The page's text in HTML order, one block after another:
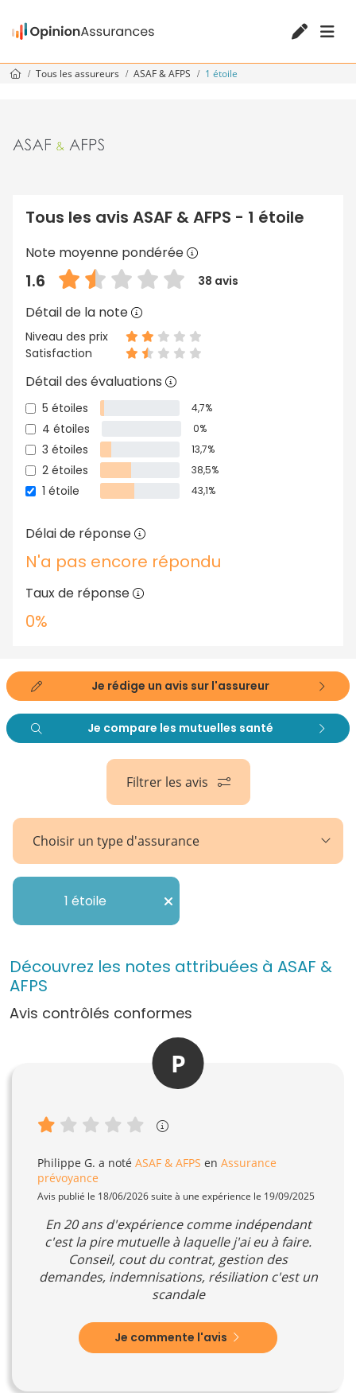
Tous les assureurs ASAF & AFPS 1 étoile
Tous les avis ASAF & AFPS - 1 étoile
Note moyenne pondérée
1.6 38 avis
Détail de la note
Niveau des prix
Satisfaction
Détail des évaluations
5 étoiles 4,7%
4 étoiles 0%
3 étoiles 13,7%
2 étoiles 38,5%
1 étoile 43,1%
Délai de réponse
N'a pas encore répondu
Taux de réponse
0%
Je rédige un avis sur l'assureur
Je compare les mutuelles santé
Filtrer les avis
Choisir un type d'assurance
1 étoile
Découvrez les notes attribuées à ASAF &
AFPS
Avis contrôlés conformes
P
Philippe G. a noté ASAF & AFPS en Assurance
prévoyance
Avis publié le 18/06/2026 suite à une expérience le 19/09/2025
En 20 ans d'expérience comme indépendant
c'est la pire mutuelle à laquelle j'ai eu à faire.
Conseil, cout du contrat, gestion des
demandes, indemnisations, résiliation c'est un
scandale
Je commente l'avis